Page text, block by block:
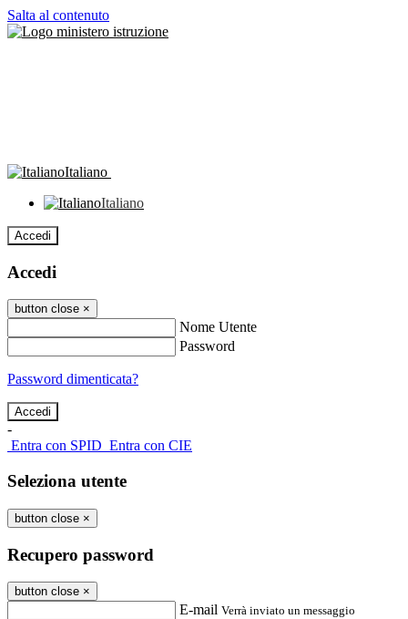
Salta al contenuto
Italiano
Italiano
Accedi
Accedi
button close ×
Nome Utente
Password
Password dimenticata?
-
Entra con SPID Entra con CIE
Seleziona utente
button close ×
Recupero password
button close ×
E-mail Verrà inviato un messaggio